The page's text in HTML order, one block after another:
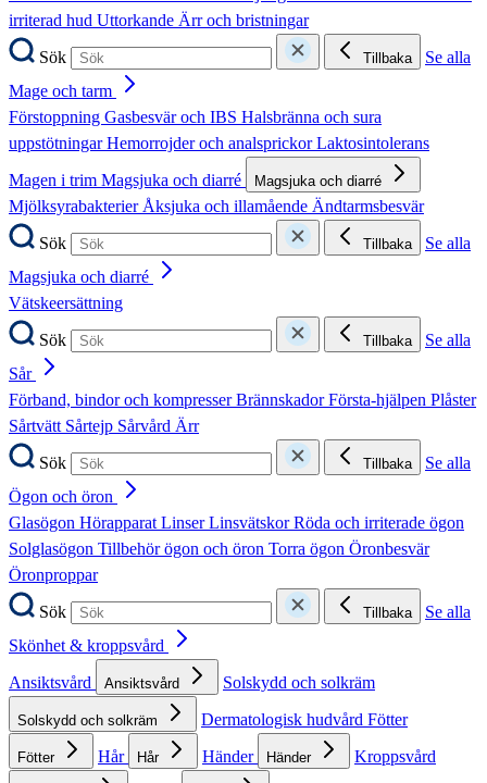
irriterad hud Uttorkande Ärr och bristningar
Sök
Tillbaka
Se alla
Mage och tarm
Förstoppning Gasbesvär och IBS Halsbränna och sura
uppstötningarHemorrojder och analsprickorLaktosintolerans
Magen i trim Magsjuka och diarré Magsjuka och diarré
MjölksyrabakterierÅksjuka och illamående Ändtarmsbesvär
Sök
Tillbaka
Se alla
Magsjuka och diarré
Vätskeersättning
Sök
Tillbaka
Se alla
Sår
Förband, bindor och kompresserBrännskadorFörsta-hjälpen Plåster
Sårtvätt Sårtejp Sårvård Ärr
Sök
Tillbaka
Se alla
Ögon och öron
Glasögon HörapparatLinserLinsvätskorRöda och irriterade ögon
Solglasögon Tillbehör ögon och öron Torra ögon Öronbesvär
Öronproppar
Sök
Tillbaka
Se alla
Skönhet & kroppsvård
Ansiktsvård
Ansiktsvård Solskydd och solkräm
Solskydd och solkräm Dermatologisk hudvård Fötter
Fötter Hår Hår Händer Händer Kroppsvård